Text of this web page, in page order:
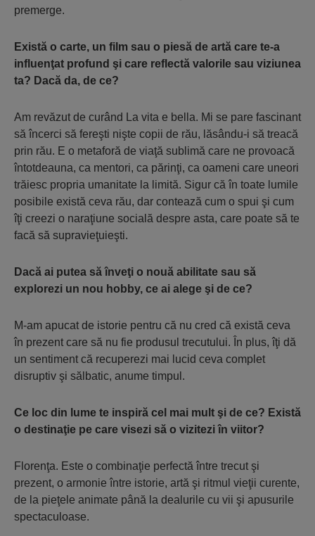
premerge.
Există o carte, un film sau o piesă de artă care te-a
influenţat profund şi care reflectă valorile sau viziunea
ta? Dacă da, de ce?
Am revăzut de curând La vita e bella. Mi se pare fascinant
să încerci să fereşti nişte copii de rău, lăsându-i să treacă
prin rău. E o metaforă de viaţă sublimă care ne provoacă
întotdeauna, ca mentori, ca părinţi, ca oameni care uneori
trăiesc propria umanitate la limită. Sigur că în toate lumile
posibile există ceva rău, dar contează cum o spui şi cum
îţi creezi o naraţiune socială despre asta, care poate să te
facă să supravieţuieşti.
Dacă ai putea să înveţi o nouă abilitate sau să
explorezi un nou hobby, ce ai alege şi de ce?
M-am apucat de istorie pentru că nu cred că există ceva
în prezent care să nu fie produsul trecutului. În plus, îţi dă
un sentiment că recuperezi mai lucid ceva complet
disruptiv şi sălbatic, anume timpul.
Ce loc din lume te inspiră cel mai mult şi de ce? Există
o destinaţie pe care visezi să o vizitezi în viitor?
Florenţa. Este o combinaţie perfectă între trecut şi
prezent, o armonie între istorie, artă şi ritmul vieţii curente,
de la pieţele animate până la dealurile cu vii şi apusurile
spectaculoase.